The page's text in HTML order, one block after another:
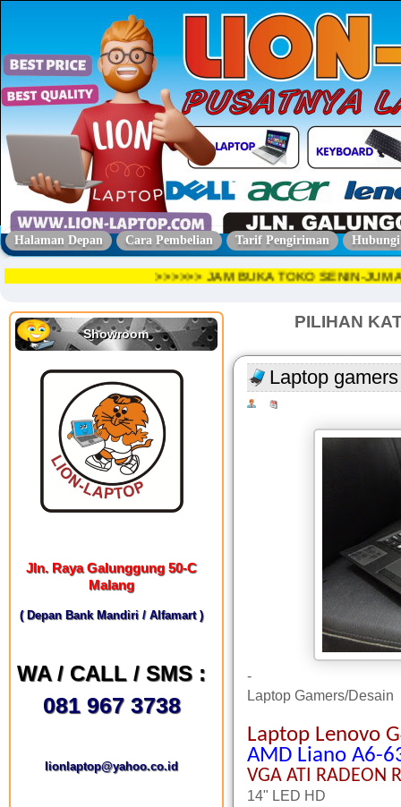
Halaman Depan Cara Pembelian Tarif Pengiriman
>>>>>> JAM BUKA TOKO SENIN-
Showroom
Jln. Raya Galunggung 50-C
Malang
( Depan Bank Mandiri / Alfamart )
WA / CALL / SMS :
081 967 3738
lionlaptop@yahoo.co.id
PILIHAN
Laptop
-
Laptop Gamers/Desain
Laptop Lenovo
AMD Liano A6-
VGA AT RADEON
14" LED HD